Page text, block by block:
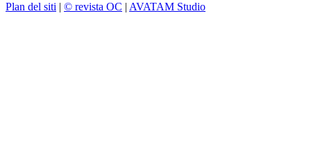
Plan del siti | © revista OC | AVATAM Studio